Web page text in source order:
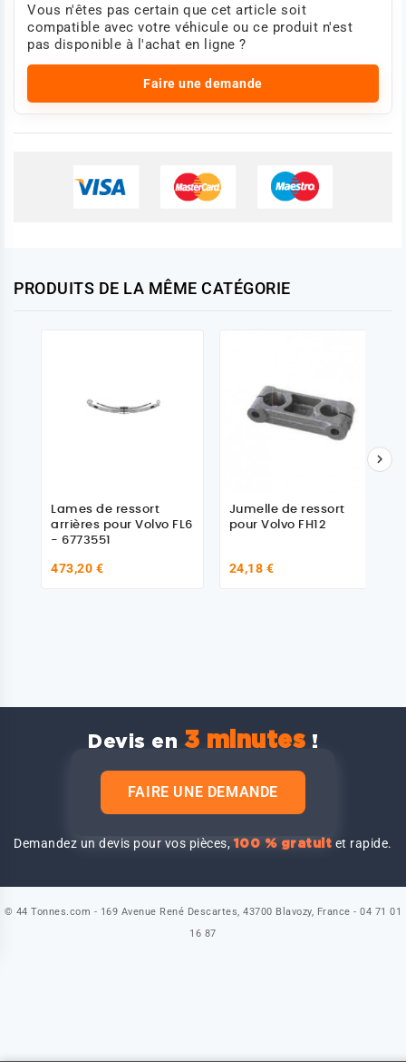
Vous n'êtes pas certain que cet article soit
compatible avec votre véhicule ou ce produit n'est
pas disponible à l'achat en ligne ?
Faire une demande
PRODUITS DE LA MÊME CATÉGORIE
Lames de ressort
arrières pour Volvo FL6
- 6773551
473,20 €
Jumelle de ressort
pour Volvo FH12
24,18 €

Devis en 3 minutes !
FAIRE UNE DEMANDE
Demandez un devis pour vos pièces,100 % gratuit et rapide.
© 44 Tonnes.com - 169 Avenue René Descartes, 43700 Blavozy, France - 04 71 01
16 87